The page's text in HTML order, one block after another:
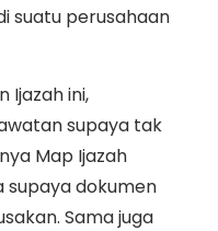
suatu perusahaan
Ijazah ini,
supaya tak
Map Ijazah
supaya dokumen
Sama juga